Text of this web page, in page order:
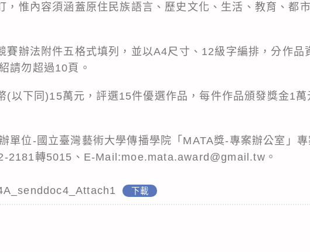
，惟內容須涵蓋原住民族語言、歷史文化、生活、教育、都
賽辦法附件五格式填列，並以A4尺寸、12級字編排，分作品
請勿超過10頁。
(以下同)15萬元，評選15件優選作品，每件作品頒發獎金1萬
單位-國立臺灣藝術大學傳播學院「MATA獎-專案辦公室」
2181轉5015、E-Mail:moe.mata.award@gmail.tw。
下載